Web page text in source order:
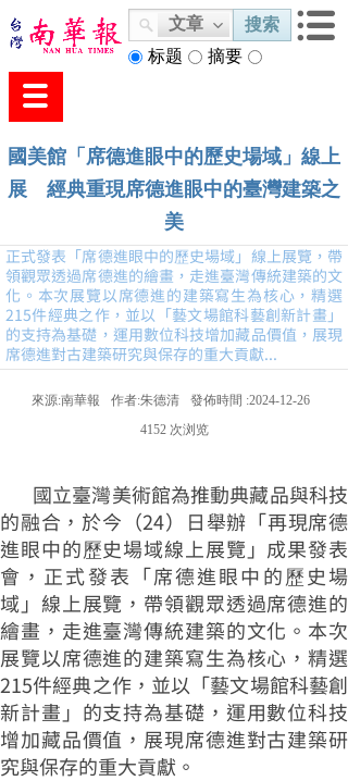
文章
搜索
标题
摘要
國美館「席德進眼中的歷史場域」線上
展 經典重現席德進眼中的臺灣建築之
美
正式發表「席德進眼中的歷史場域」線上展覽，帶
領觀眾透過席德進的繪畫，走進臺灣傳統建築的文
化。本次展覽以席德進的建築寫生為核心，精選
215件經典之作，並以「藝文場館科藝創新計畫」
的支持為基礎，運用數位科技增加藏品價值，展現
席德進對古建築研究與保存的重大貢獻...
來源:南華報 作者:朱德清 發佈時間 :2024-12-26
4152 次浏览
國立臺灣美術館為推動典藏品與科技
的融合，於今（24）日舉辦「再現席德
進眼中的歷史場域線上展覽」成果發表
會，正式發表「席德進眼中的歷史場
域」線上展覽，帶領觀眾透過席德進的
繪畫，走進臺灣傳統建築的文化。本次
展覽以席德進的建築寫生為核心，精選
215件經典之作，並以「藝文場館科藝創
新計畫」的支持為基礎，運用數位科技
增加藏品價值，展現席德進對古建築研
究與保存的重大貢獻。